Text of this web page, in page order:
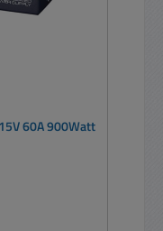
60A 900Watt